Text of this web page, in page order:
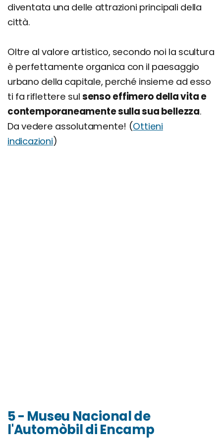
diventata una delle attrazioni principali della
città.
Oltre al valore artistico, secondo noi la scultura
è perfettamente organica con il paesaggio
urbano della capitale, perché insieme ad esso
ti fa riflettere sul senso effimero della vita e
contemporaneamente sulla sua bellezza.
Da vedere assolutamente! (Ottieni
indicazioni)
5 - Museu Nacional de
l'Automòbil di Encamp